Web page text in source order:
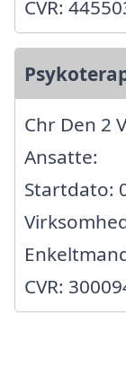
CVR:
Chr Den 2
Ansatte:
Startdato:
CVR: